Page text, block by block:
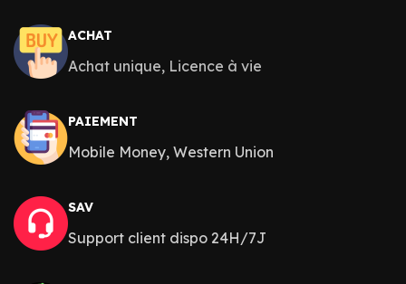
ACHAT
Achat unique, Licence à vie
PAIEMENT
Mobile Money, Western Union
SAV
Support client dispo 24H/7J